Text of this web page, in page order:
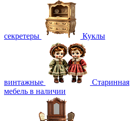
секретеры Куклы
винтажные
Старинная
мебель в наличии